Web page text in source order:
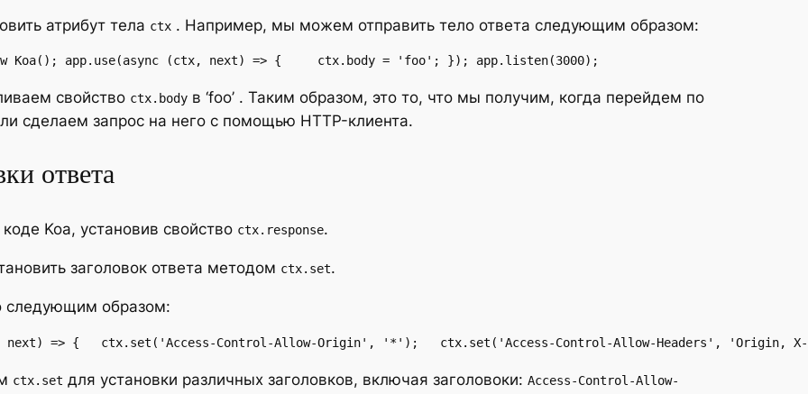
атрибут тела ctx . Например, мы можем отправить тело ответа следующим образом:
Koa(); app.use(async (ctx, next) => {     ctx.body = 'foo'; }); app.listen(3000);
свойство ctx.body в ‘foo’ . Таким образом, это то, что мы получим, когда перейдем по
сделаем запрос на него с помощью HTTP-клиента.
ответа
Koa, установив свойство ctx.response.
заголовок ответа методом ctx.set.
следующим образом:
next) => {   ctx.set('Access-Control-Allow-Origin', '*');   ctx.set('Access-Control-Allow-Headers', 'Origin, X-
ctx.set для установки различных заголовков, включая заголовоки: Access-Control-Allow-